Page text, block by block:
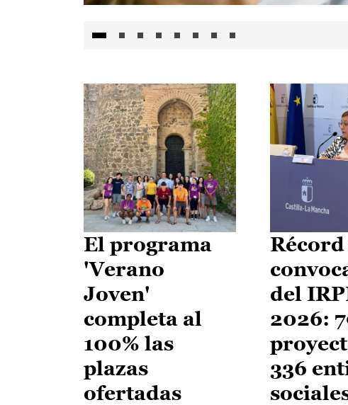
El programa
'Verano
Joven'
completa al
100% las
plazas
ofertadas
del
2026:
336